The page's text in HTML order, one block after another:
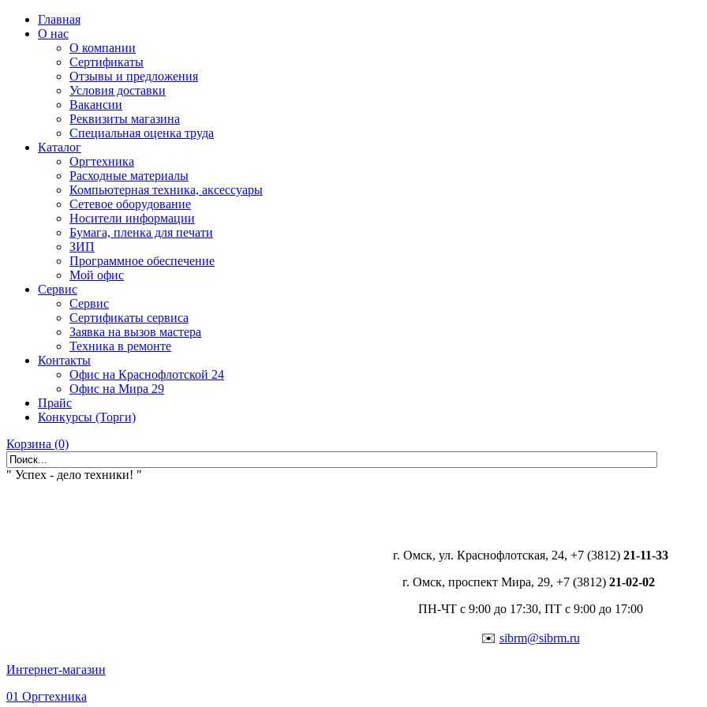
Главная
О нас
О компании
Сертификаты
Отзывы и предложения
Условия доставки
Вакансии
Реквизиты магазина
Специальная оценка труда
Каталог
Оргтехника
Расходные материалы
Компьютерная техника, аксессуары
Сетевое оборудование
Носители информации
Бумага, пленка для печати
ЗИП
Программное обеспечение
Мой офис
Сервис
Сервис
Сертификаты сервиса
Заявка на вызов мастера
Техника в ремонте
Контакты
Офис на Краснофлотской 24
Офис на Мира 29
Прайс
Конкурсы (Торги)
Корзина (0)
" Успех - дело техники! "
г. Омск, ул. Краснофлотская, 24, +7 (3812) 21-11-33
г. Омск, проспект Мира, 29, +7 (3812) 21-02-02
ПН-ЧТ с 9:00 до 17:30, ПТ с 9:00 до 17:00
✉️ sibrm@sibrm.ru
Интернет-магазин
01 Оргтехника